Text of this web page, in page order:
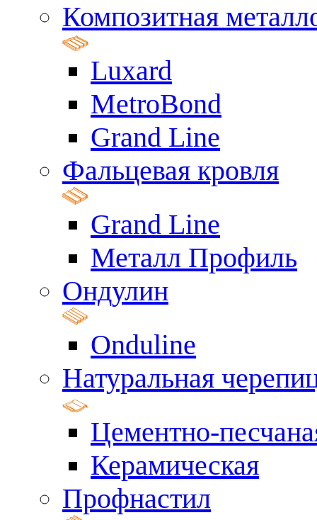
Композитная
Luxard
MetroBond
Grand Line
Фальцевая кровля
Grand Line
Металл Профиль
Ондулин
Onduline
Натуральная
Цементно-
Керамическая
Профнастил